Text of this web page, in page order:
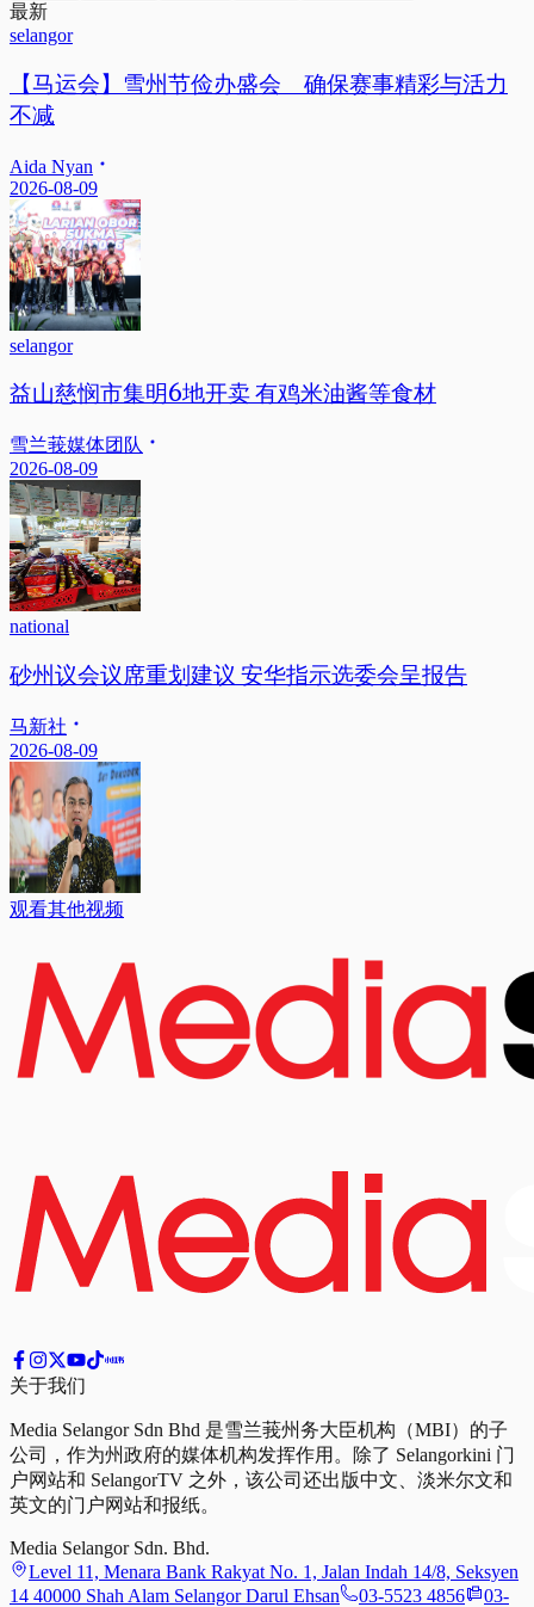
最新
selangor
【马运会】雪州节俭办盛会 确保赛事精彩与活力
不减
Aida Nyan
2026-08-09
selangor
益山慈悯市集明6地开卖 有鸡米油酱等食材
雪兰莪媒体团队
2026-08-09
national
砂州议会议席重划建议 安华指示选委会呈报告
马新社
2026-08-09
观看其他视频
关于我们
Media Selangor Sdn Bhd 是雪兰莪州务大臣机构（MBI）的子
公司，作为州政府的媒体机构发挥作用。除了 Selangorkini 门
户网站和 SelangorTV 之外，该公司还出版中文、淡米尔文和
英文的门户网站和报纸。
Media Selangor Sdn. Bhd.
Level 11, Menara Bank Rakyat No. 1, Jalan Indah 14/8, Seksyen
14 40000 Shah Alam Selangor Darul Ehsan
03-5523 4856
03-